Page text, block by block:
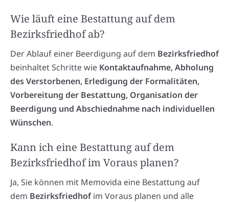
Wie läuft eine Bestattung auf dem
Bezirksfriedhof ab?
Der Ablauf einer Beerdigung auf dem Bezirksfriedhof
beinhaltet Schritte wie Kontaktaufnahme, Abholung
des Verstorbenen, Erledigung der Formalitäten,
Vorbereitung der Bestattung, Organisation der
Beerdigung und Abschiednahme nach individuellen
Wünschen.
Kann ich eine Bestattung auf dem
Bezirksfriedhof im Voraus planen?
Ja, Sie können mit Memovida eine Bestattung auf
dem Bezirksfriedhofim Voraus planen und alle